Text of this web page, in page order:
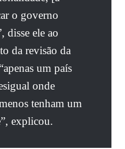
o governo
disse ele ao
da revisão da
um país
onde
tenham um
explicou.